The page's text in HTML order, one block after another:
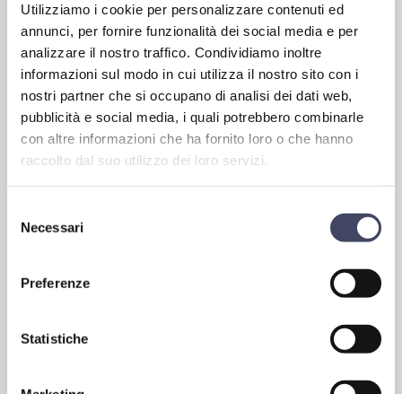
Utilizziamo i cookie per personalizzare contenuti ed
annunci, per fornire funzionalità dei social media e per
analizzare il nostro traffico. Condividiamo inoltre
informazioni sul modo in cui utilizza il nostro sito con i
nostri partner che si occupano di analisi dei dati web,
pubblicità e social media, i quali potrebbero combinarle
con altre informazioni che ha fornito loro o che hanno
raccolto dal suo utilizzo dei loro servizi.
delNecessari
Preferenze
Statistiche
Nome*
Cognome*
sulla privacy [?]